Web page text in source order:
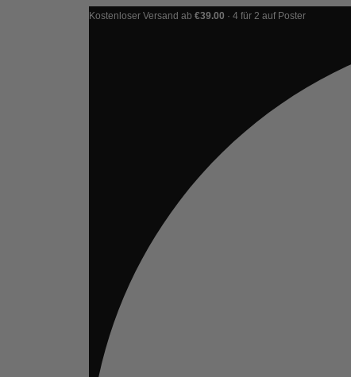
Kostenloser Versand ab €39.00 · 4 für 2 auf Poster